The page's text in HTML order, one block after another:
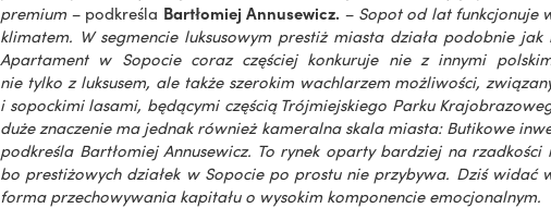
premium – podkreśla Bartłomiej Annusewicz. – Sopot od lat funkcjonuje
klimatem. W segmencie luksusowym prestiż miasta działa podobnie
Apartament w Sopocie coraz częściej konkuruje nie z innymi
nie tylko z luksusem, ale także szerokim wachlarzem możliwości,
i sopockimi lasami, będącymi częścią Trójmiejskiego Parku
duże znaczenie ma jednak również kameralna skala miasta: Butikowe
podkreśla Bartłomiej Annusewicz. To rynek oparty bardziej na
bo prestiżowych działek w Sopocie po prostu nie przybywa. Dziś
forma przechowywania kapitału o wysokim komponencie emocjonalnym.